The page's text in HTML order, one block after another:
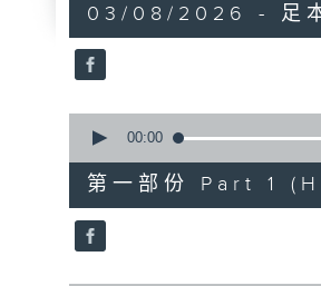
hour,
52
minutes,
0
90%
03/08/2026 - 足
seconds
56
minutes,
10
seconds
90%
00:00
第一部份 Part 1